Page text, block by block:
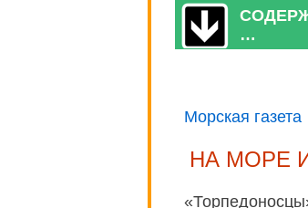
…
Морская газета
НА МОРЕ